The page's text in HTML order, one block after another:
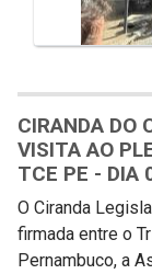
CIRANDA DO
VISITA AO
TCE PE - DIA
O Ciranda
firmada entre o
Pernambuco, a